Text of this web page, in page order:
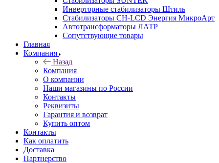
Инверторные стабилизаторы Штиль
Стабилизаторы СН-LCD Энepгия МикроАрт
Автотрансформаторы ЛАТР
Сопутствующие товары
Главная
Компания
Назад
Компания
О компании
Наши магазины по России
Контакты
Реквизиты
Гарантия и возврат
Купить оптом
Контакты
Как оплатить
Доставка
Партнерство